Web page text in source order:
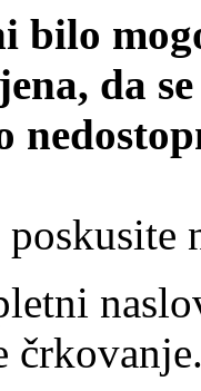
bilo
da
črkovanje.